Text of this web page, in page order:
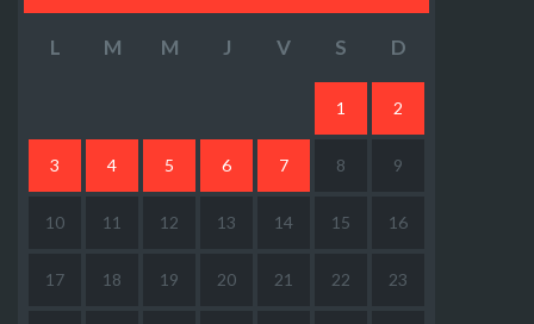
L M M J V S D
1 2
3 4 5 6 7 8 9
10 11 12 13 14 15 16
17 18 19 20 21 22 23